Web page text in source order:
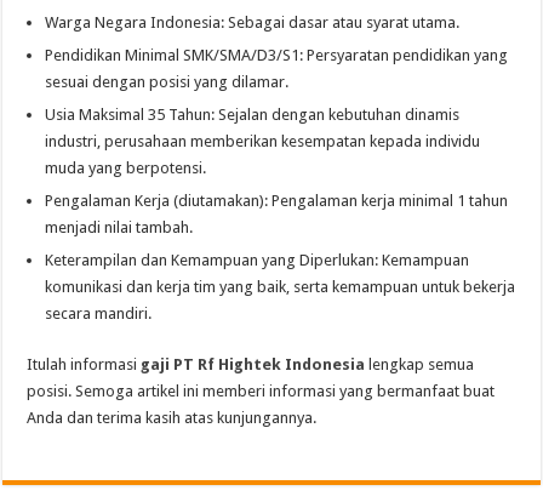
Warga Negara Indonesia: Sebagai dasar atau syarat utama.
Pendidikan Minimal SMK/SMA/D3/S1: Persyaratan pendidikan yang
sesuai dengan posisi yang dilamar.
Usia Maksimal 35 Tahun: Sejalan dengan kebutuhan dinamis
industri, perusahaan memberikan kesempatan kepada individu
muda yang berpotensi.
Pengalaman Kerja (diutamakan): Pengalaman kerja minimal 1 tahun
menjadi nilai tambah.
Keterampilan dan Kemampuan yang Diperlukan: Kemampuan
komunikasi dan kerja tim yang baik, serta kemampuan untuk bekerja
secara mandiri.
Itulah informasi gaji PT Rf Hightek Indonesia lengkap semua
posisi. Semoga artikel ini memberi informasi yang bermanfaat buat
Anda dan terima kasih atas kunjungannya.